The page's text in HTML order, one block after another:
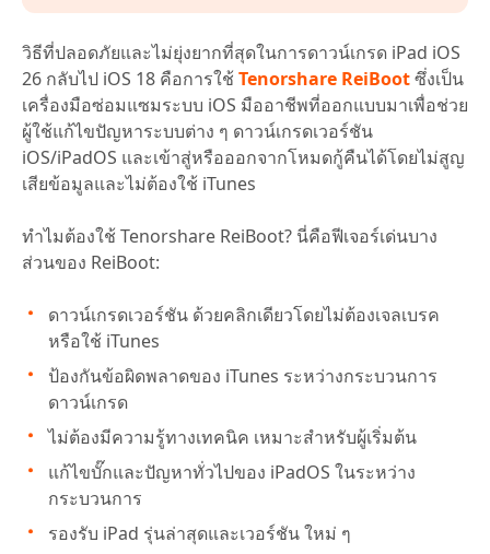
วิธีที่ปลอดภัยและไม่ยุ่งยากที่สุดในการดาวน์เกรด iPad iOS
26 กลับไป iOS 18 คือการใช้Tenorshare ReiBootซึ่งเป็น
เครื่องมือซ่อมแซมระบบ iOS มืออาชีพที่ออกแบบมาเพื่อช่วย
ผู้ใช้แก้ไขปัญหาระบบต่าง ๆ ดาวน์เกรดเวอร์ชัน
iOS/iPadOS และเข้าสู่หรือออกจากโหมดกู้คืนได้โดยไม่สูญ
เสียข้อมูลและไม่ต้องใช้ iTunes
ทำไมต้องใช้ Tenorshare ReiBoot? นี่คือฟีเจอร์เด่นบาง
ส่วนของ ReiBoot:
ดาวน์เกรดเวอร์ชัน ด้วยคลิกเดียวโดยไม่ต้องเจลเบรค
หรือใช้ iTunes
ป้องกันข้อผิดพลาดของ iTunes ระหว่างกระบวนการ
ดาวน์เกรด
ไม่ต้องมีความรู้ทางเทคนิค เหมาะสำหรับผู้เริ่มต้น
แก้ไขบั๊กและปัญหาทั่วไปของ iPadOS ในระหว่าง
กระบวนการ
รองรับ iPad รุ่นล่าสุดและเวอร์ชัน ใหม่ ๆ